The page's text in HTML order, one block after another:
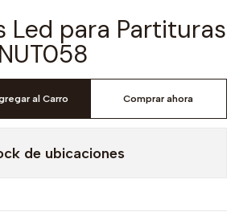
Led para Partituras
al Carro Comprar ahora
de ubicaciones